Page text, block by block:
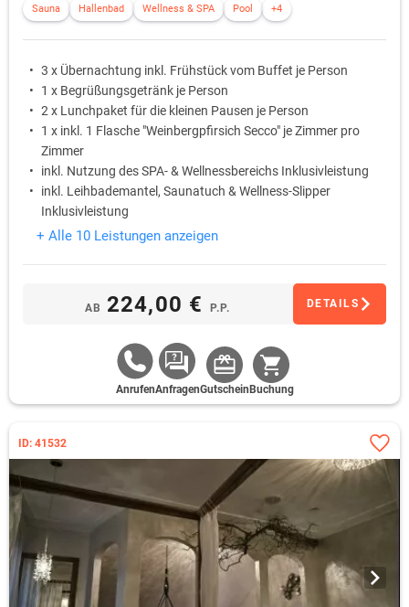
Sauna Hallenbad Wellness & SPA Pool +4
3 x Übernachtung inkl. Frühstück vom Buffet je Person
1 x Begrüßungsgetränk je Person
2 x Lunchpaket für die kleinen Pausen je Person
1 x inkl. 1 Flasche "Weinbergpfirsich Secco" je Zimmer pro
Zimmer
inkl. Nutzung des SPA- & Wellnessbereichs Inklusivleistung
inkl. Leihbademantel, Saunatuch & Wellness-Slipper
Inklusivleistung
+ Alle 10 Leistungen anzeigen
AB 224,00 € P.P. DETAILS
AnrufenAnfragenGutschein Buchung
ID: 41532